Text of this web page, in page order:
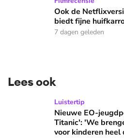
Ook de
biedt fijne
7 dagen geleden
Lees ook
Nieuwe EO-jeugdpodcast
Luistertip
Nieuwe EO-
Titanic': 'We
voor kinderen heel